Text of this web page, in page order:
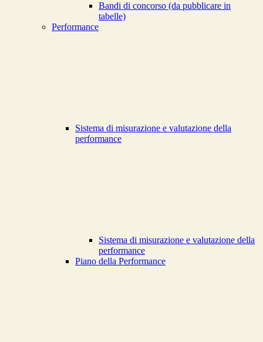
Bandi di concorso (da pubblicare in
tabelle)
Performance
Sistema di misurazione e valutazione della
performance
Sistema di misurazione e valutazione della
performance
Piano della Performance